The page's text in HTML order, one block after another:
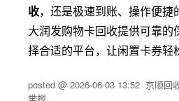
收，还是极速到账、操作便捷
大润发购物卡回收提供可靠
择合适的平台，让闲置卡券轻
posted @ 2026-06-03 13:52 京顺回
举报